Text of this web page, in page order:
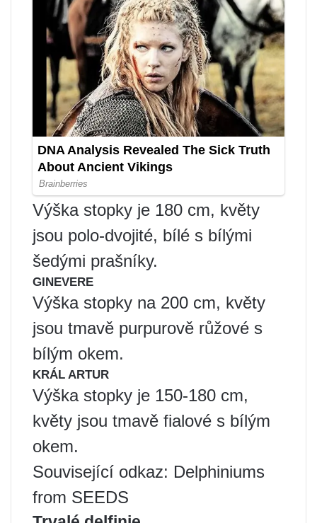
Výška stopky je 180 cm, květy
jsou polo-dvojité, bílé s bílými
šedými prašníky.
GINEVERE
Výška stopky na 200 cm, květy
jsou tmavě purpurově růžové s
bílým okem.
KRÁL ARTUR
Výška stopky je 150-180 cm,
květy jsou tmavě fialové s bílým
okem.
Související odkaz: Delphiniums
from SEEDS